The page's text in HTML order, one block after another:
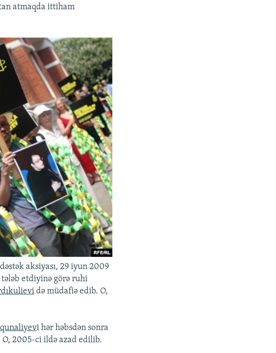
atmaqda ittiham
aksiyası, 29 iyun 2009
etdiyinə görə ruhi
də müdafiə edib. O,
i hər həbsdən sonra
O, 2005-ci ildə azad edilib.